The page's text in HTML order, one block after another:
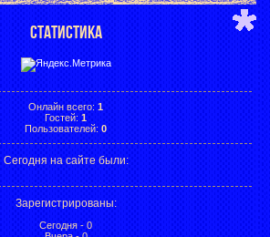
СТАТИСТИКА
Онлайн всего: 1
Гостей: 1
Пользователей: 0
Сегодня на сайте были:
Зарегистрированы:
Сегодня - 0